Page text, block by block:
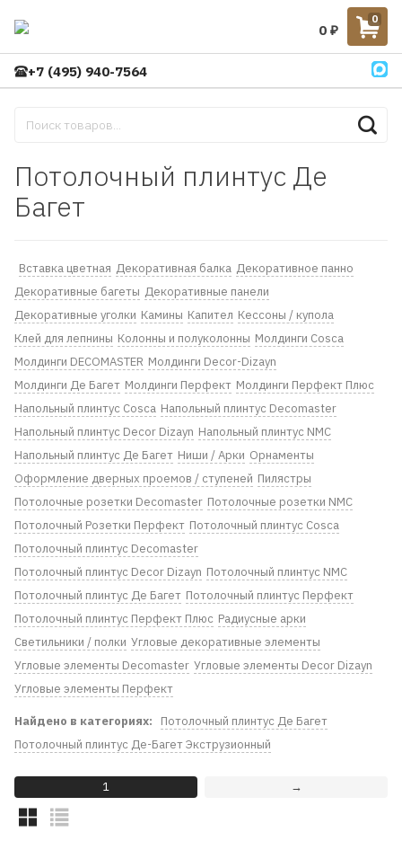
0
0 ₽
+7 (495) 940-7564
Потолочный плинтус Де
Багет
Вставка цветная Декоративная балка Декоративное панно
Декоративные багеты Декоративные панели
Декоративные уголки Камины Капител Кессоны / купола
Клей для лепнины Колонны и полуколонны Молдинги Cosca
Молдинги DECOMASTER Молдинги Decor-Dizayn
Молдинги Де Багет Молдинги Перфект Молдинги Перфект Плюс
Напольный плинтус Cosca Напольный плинтус Decomaster
Напольный плинтус Decor Dizayn Напольный плинтус NMC
Напольный плинтус Де Багет Ниши / Арки Орнаменты
Оформление дверных проемов / ступеней Пилястры
Потолочные розетки Decomaster Потолочные розетки NMC
Потолочный Розетки Перфект Потолочный плинтус Cosca
Потолочный плинтус Decomaster
Потолочный плинтус Dеcor Dizayn Потолочный плинтус NMC
Потолочный плинтус Де Багет Потолочный плинтус Перфект
Потолочный плинтус Перфект Плюс Радиусные арки
Светильники / полки Угловые декоративные элементы
Угловые элементы Decomaster Угловые элементы Decor Dizayn
Угловые элементы Перфект
Найдено в категориях:
Потолочный плинтус Де Багет
Потолочный плинтус Де-Багет Экструзионный
1 →